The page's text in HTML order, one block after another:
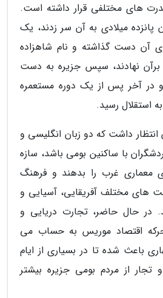
های مختلفی قرار داشته است.
پانزده میلادی به آن سر زدند، یک
آن دست گذاشته و نام شاهزاده
برآن نهادند، سپس جزیره به دست
و در آخر پس از یک دوره مستعمره
استقلال رسید.
انتظار داشت که دو زبان انگلیسی و
با ساکنین بومی باشد، سازه
معماری غرب را بدهند و فرهنگ
های مختلف آفریقایی، آسیایی و
در حال حاضر، تجارت دریایی و
اقتصاد موریس به حساب می
باعث شده تا در بسیاری از ایام
تجار از مردم بومی جزیره بیشتر